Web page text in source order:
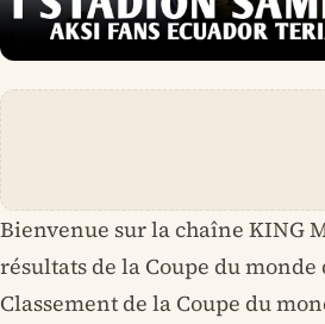
Bienvenue sur la chaîne KING
résultats de la Coupe du monde
Classement de la Coupe du